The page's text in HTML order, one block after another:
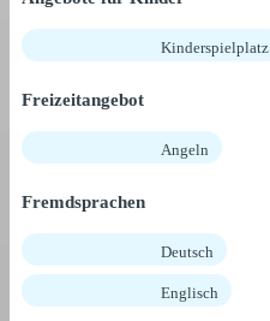
Kinderspielplatz
Freizeitangebot
Angeln
Fremdsprachen
Deutsch
Englisch